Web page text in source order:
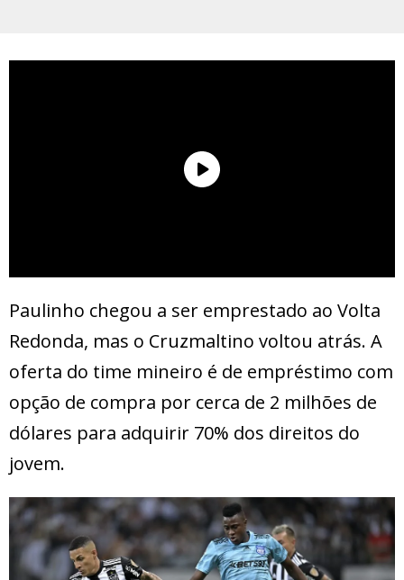
Paulinho chegou a ser emprestado ao Volta
Redonda, mas o Cruzmaltino voltou atrás. A
oferta do time mineiro é de empréstimo com
opção de compra por cerca de 2 milhões de
dólares para adquirir 70% dos direitos do
jovem.